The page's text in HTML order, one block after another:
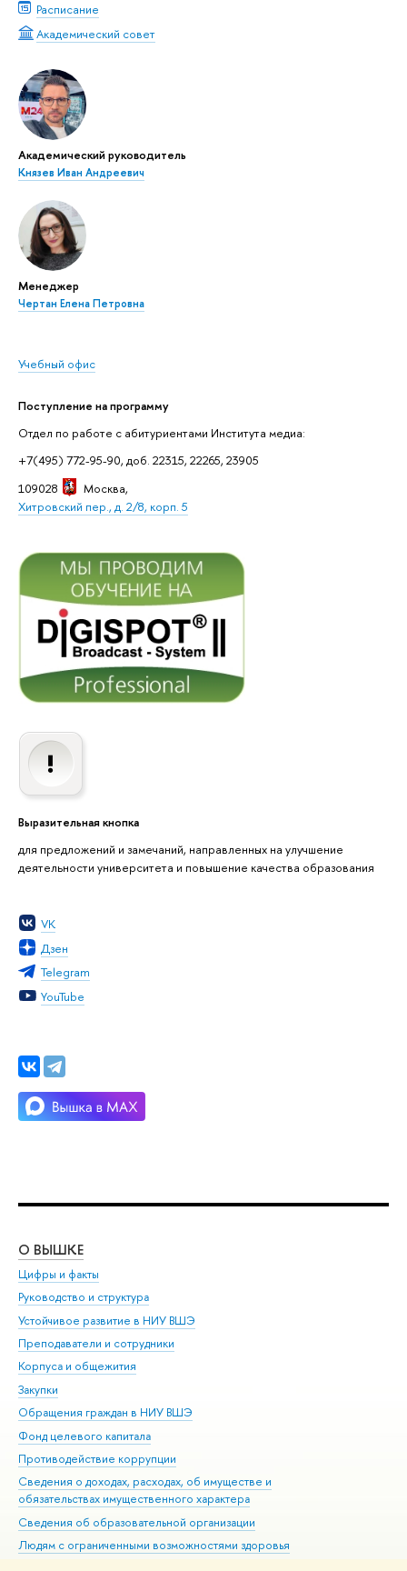
Расписание
Академический совет
Академический руководитель
Князев Иван Андреевич
Менеджер
Чертан Елена Петровна
Учебный офис
Поступление на программу
Отдел по работе с абитуриентами Института медиа:
+7(495) 772-95-90, доб. 22315, 22265, 23905
109028
Москва,
Хитровский пер., д. 2/8, корп. 5
Выразительная кнопка
для предложений и замечаний, направленных на улучшение
деятельности университета и повышение качества образования
VK
Дзен
Telegram
YouTube
О ВЫШКЕ
Цифры и факты
Руководство и структура
Устойчивое развитие в НИУ ВШЭ
Преподаватели и сотрудники
Корпуса и общежития
Закупки
Обращения граждан в НИУ ВШЭ
Фонд целевого капитала
Противодействие коррупции
Сведения о доходах, расходах, об имуществе и
обязательствах имущественного характера
Сведения об образовательной организации
Людям с ограниченными возможностями здоровья